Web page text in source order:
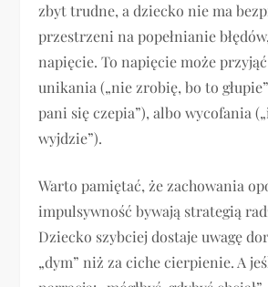
zbyt trudne, a dziecko nie ma
przestrzeni na popełnianie
napięcie. To napięcie może
unikania („nie zrobię, bo to
pani się czepia”), albo wycofania
wyjdzie”).
Warto pamiętać, że zachowania
impulsywność bywają strategią
Dziecko szybciej dostaje uwagę
„dym” niż za ciche cierpienie. A